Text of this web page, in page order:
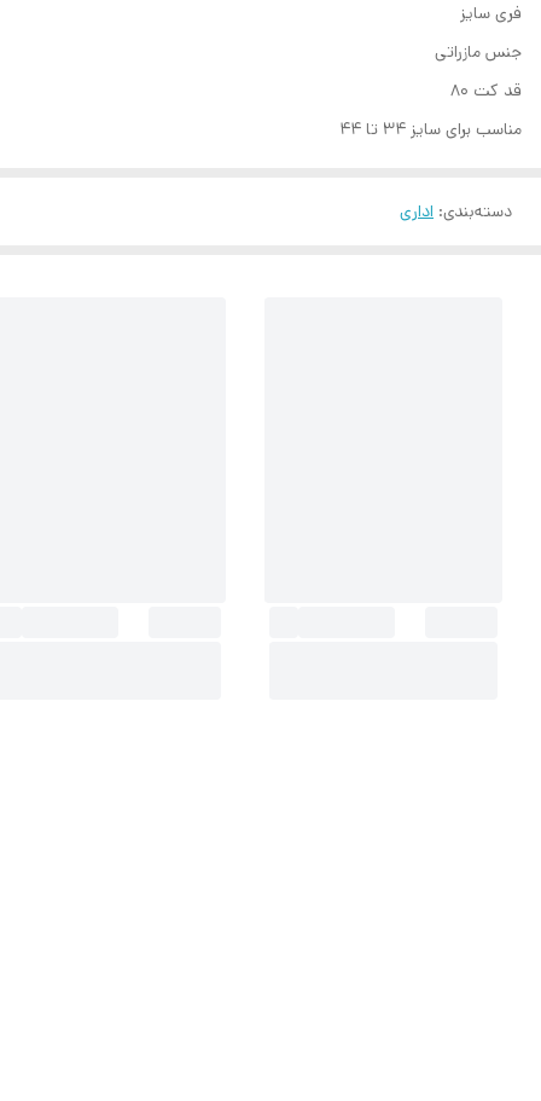
فری سایز
جنس مازراتی
قد کت ۸۰
مناسب برای سایز ۳۴ تا ۴۴
دسته‌بندی: اداری